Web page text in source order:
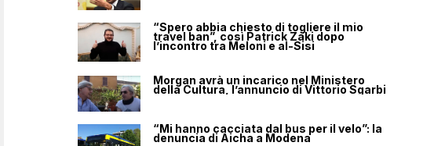
“Spero abbia chiesto di togliere il mio
travel ban”, così Patrick Zaki dopo
l’incontro tra Meloni e al-Sisi
Morgan avrà un incarico nel Ministero
della Cultura, l’annuncio di Vittorio Sgarbi
“Mi hanno cacciata dal bus per il velo”: la
denuncia di Aicha a Modena